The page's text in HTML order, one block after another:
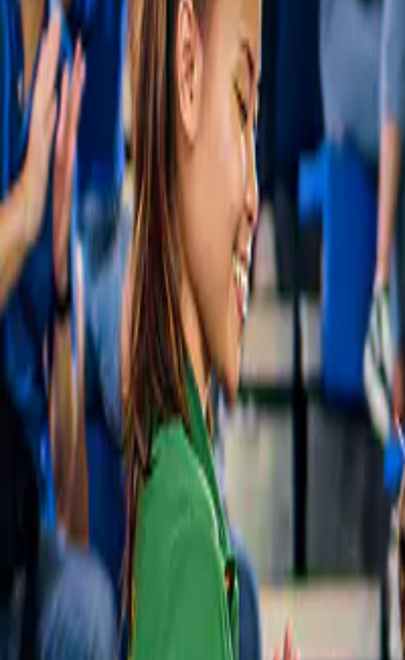
and waterway.
Torens & muren van Aigues-Mortes Tickets
Nieuw Steden in de Provence
€ 12
Slide 1 of 1, Glanum Archaeological Site
with Roman mausoleum and triumphal arch
in Saint-Rémy-de-Provence.
Glanum Archeologische Site Skip-the-line
Tickets
Nieuw Steden in de Provence
Slide 1 of 1, Caumont Centre d’Art building
in Aix-en-Provence with classic architecture.